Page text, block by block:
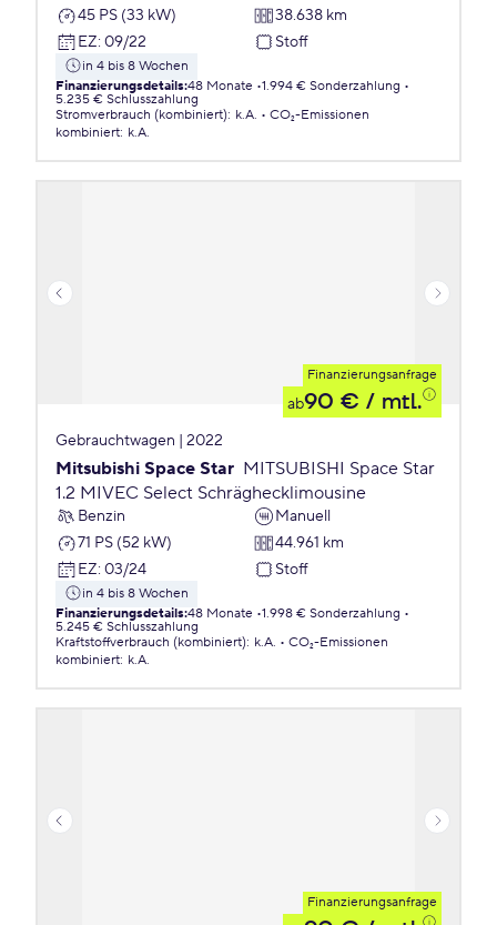
45 PS (33 kW)
38.638 km
EZ: 09/22 Stoff
in 4 bis 8 Wochen
Finanzierungsdetails:48 Monate 1.994 € Sonderzahlung
5.235 € Schlusszahlung
Stromverbrauch (kombiniert): k.A.
CO₂-Emissionen
kombiniert: k.A.
Finanzierungsanfrage
ab90 € / mtl.
Gebrauchtwagen | 2022
Mitsubishi Space Star MITSUBISHI Space Star
1.2 MIVEC Select Schräghecklimousine
Benzin
Manuell
71 PS (52 kW)
44.961 km
EZ: 03/24 Stoff
in 4 bis 8 Wochen
Finanzierungsdetails:48 Monate 1.998 € Sonderzahlung
5.245 € Schlusszahlung
Kraftstoffverbrauch (kombiniert): k.A.
CO₂-Emissionen
kombiniert: k.A.
Finanzierungsanfrage